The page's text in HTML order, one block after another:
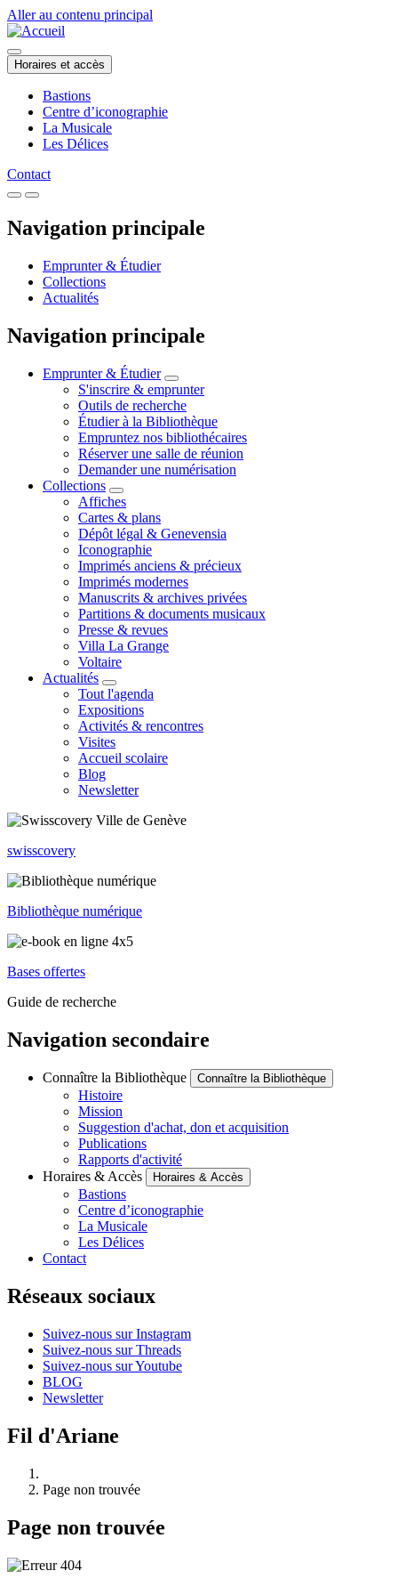
Aller au contenu principal
Horaires et accès
Bastions
Centre d’iconographie
La Musicale
Les Délices
Contact
Navigation principale
Emprunter & Étudier
Collections
Actualités
Navigation principale
Emprunter & Étudier
S'inscrire & emprunter
Outils de recherche
Étudier à la Bibliothèque
Empruntez nos bibliothécaires
Réserver une salle de réunion
Demander une numérisation
Collections
Affiches
Cartes & plans
Dépôt légal & Genevensia
Iconographie
Imprimés anciens & précieux
Imprimés modernes
Manuscrits & archives privées
Partitions & documents musicaux
Presse & revues
Villa La Grange
Voltaire
Actualités
Tout l'agenda
Expositions
Activités & rencontres
Visites
Accueil scolaire
Blog
Newsletter
swisscovery
Bibliothèque numérique
Bases offertes
Guide de recherche
Navigation secondaire
Connaître la Bibliothèque Connaître la Bibliothèque
Histoire
Mission
Suggestion d'achat, don et acquisition
Publications
Rapports d'activité
Horaires & Accès
Horaires & Accès
Bastions
Centre d’iconographie
La Musicale
Les Délices
Contact
Réseaux sociaux
Suivez-nous sur Instagram
Suivez-nous sur Threads
Suivez-nous sur Youtube
BLOG
Newsletter
Fil d'Ariane
Page non trouvée
Page non trouvée